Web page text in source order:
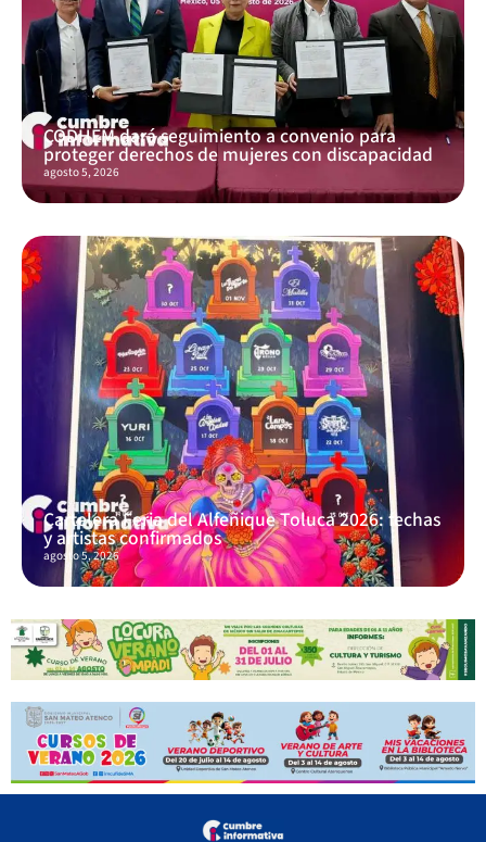
CODHEM dará seguimiento a convenio para
proteger derechos de mujeres con discapacidad
agosto 5, 2026
Cartelera Feria del Alfeñique Toluca 2026: fechas
y artistas confirmados
agosto 5, 2026